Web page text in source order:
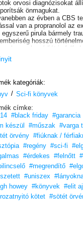
orvosi diagnózisokat
önmagukat.
az évben a CBS
van a propranolol az
egyszerű pirula bármely
hosszú
annak módját is
annak képessége
kategóriák:
/ Sci-fi könyvek
címke:
#black friday #garancia
készül
#műszak #varga
örvény #fiúknak /
#regény #sci-fi
#érdekes #felnőtt
#megrendítő
#uniszex
howey #könyvek #elit
kötet #sötét